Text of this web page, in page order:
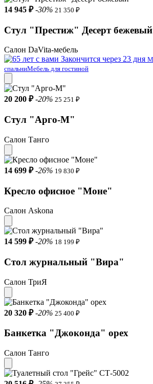
14 945 ₽ -30% 21 350 ₽
Стул "Престиж" Десерт бежевый
Салон DaVita-мебель
Закончится через 23 дня
спальниМебель для гостиной
20 200 ₽ -20% 25 251 ₽
Стул "Арго-М"
Салон Танго
14 699 ₽ -26% 19 830 ₽
Кресло офисное "Моне"
Салон Askona
14 599 ₽ -20% 18 199 ₽
Стол журнальный "Вира"
Салон ТриЯ
20 320 ₽ -20% 25 400 ₽
Банкетка "Джоконда" орех
Салон Танго